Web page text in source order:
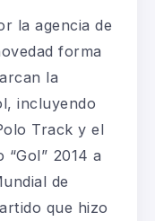
la agencia de
forma
la
incluyendo
Track y el
2014 a
de
que hizo